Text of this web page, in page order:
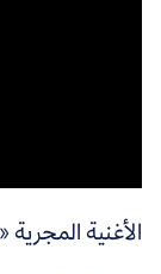
الأغنية المجرية «Gloomy Sunday»